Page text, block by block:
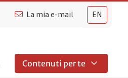
EN
La mia e-mail
Contenuti per te